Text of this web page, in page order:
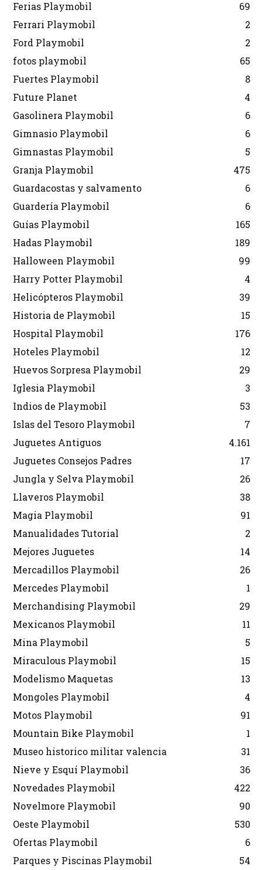
Ferias Playmobil
69
Ferrari Playmobil
2
Ford Playmobil
2
fotos playmobil
65
Fuertes Playmobil
8
Future Planet
4
Gasolinera Playmobil
6
Gimnasio Playmobil
6
Gimnastas Playmobil
5
Granja Playmobil
475
Guardacostas y salvamento
6
Guardería Playmobil
6
Guías Playmobil
165
Hadas Playmobil
189
Halloween Playmobil
99
Harry Potter Playmobil
4
Helicópteros Playmobil
39
Historia de Playmobil
15
Hospital Playmobil
176
Hoteles Playmobil
12
Huevos Sorpresa Playmobil
29
Iglesia Playmobil
3
Indios de Playmobil
53
Islas del Tesoro Playmobil
7
Juguetes Antiguos
4.161
Juguetes Consejos Padres
17
Jungla y Selva Playmobil
26
Llaveros Playmobil
38
Magia Playmobil
91
Manualidades Tutorial
2
Mejores Juguetes
14
Mercadillos Playmobil
26
Mercedes Playmobil
1
Merchandising Playmobil
29
Mexicanos Playmobil
11
Mina Playmobil
5
Miraculous Playmobil
15
Modelismo Maquetas
13
Mongoles Playmobil
4
Motos Playmobil
91
Mountain Bike Playmobil
1
Museo historico militar valencia
31
Nieve y Esquí Playmobil
36
Novedades Playmobil
422
Novelmore Playmobil
90
Oeste Playmobil
530
Ofertas Playmobil
6
Parques y Piscinas Playmobil
54